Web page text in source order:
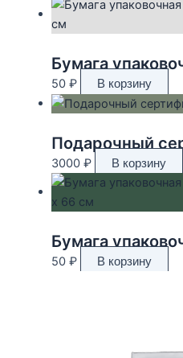
50 ₽ В корзину
Подарочный
3000 ₽ В корзину
50 ₽ В корзину